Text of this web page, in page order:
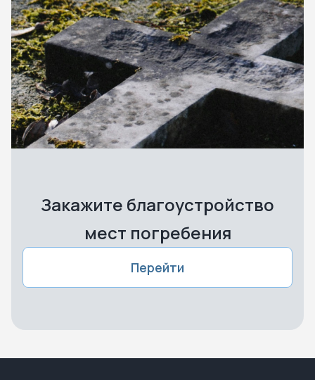
Закажите благоустройство
мест погребения
Перейти